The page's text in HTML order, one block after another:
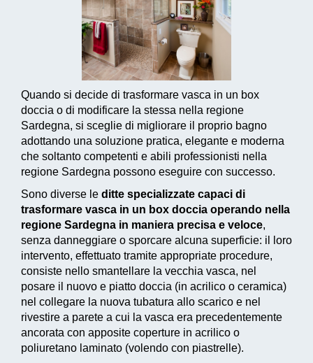
Quando si decide di trasformare vasca in un box
doccia o di modificare la stessa nella regione
Sardegna, si sceglie di migliorare il proprio bagno
adottando una soluzione pratica, elegante e moderna
che soltanto competenti e abili professionisti nella
regione Sardegna possono eseguire con successo.
Sono diverse le ditte specializzate capaci di
trasformare vasca in un box doccia operando nella
regione Sardegna in maniera precisa e veloce,
senza danneggiare o sporcare alcuna superficie: il loro
intervento, effettuato tramite appropriate procedure,
consiste nello smantellare la vecchia vasca, nel
posare il nuovo e piatto doccia (in acrilico o ceramica)
nel collegare la nuova tubatura allo scarico e nel
rivestire a parete a cui la vasca era precedentemente
ancorata con apposite coperture in acrilico o
poliuretano laminato (volendo con piastrelle).